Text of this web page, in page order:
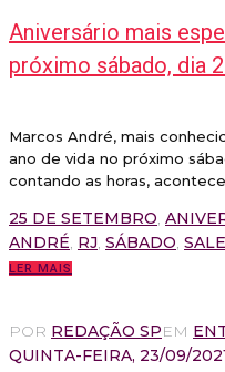
Aniversário mais
próximo sábado, dia
Marcos André, mais
ano de vida no próximo
contando as horas,
25 DE SETEMBRO,
ANDRÉ, RJ, SÁBADO,
LER MAIS
POR REDAÇÃO SPEM
QUINTA-FEIRA, 23/09/